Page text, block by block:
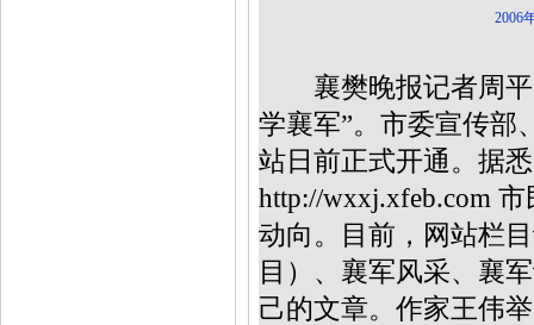
2006
襄樊晚报记者周平
学襄军”。市委宣传部
站日前正式开通。据
http://wxxj.xfeb.com
动向。目前，网站栏
目）、襄军风采、襄
己的文章。作家王伟